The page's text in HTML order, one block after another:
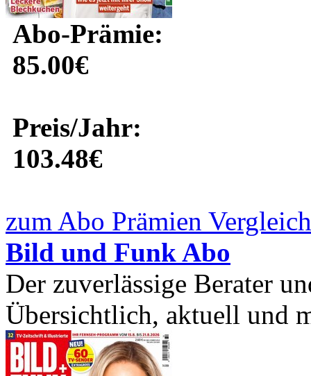
Abo-Prämie:
85.00€
Preis/Jahr:
103.48€
zum Abo Prämien
Bild und Funk Abo
Der zuverlässige Berater
Übersichtlich, aktuell und